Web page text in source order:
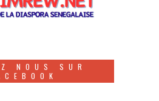
NOUS SUR